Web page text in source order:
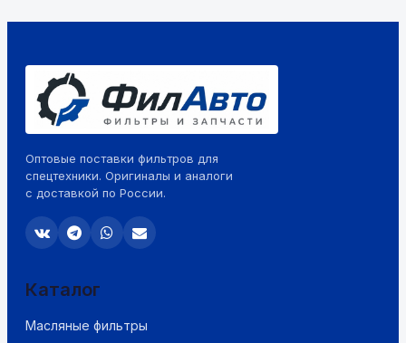
Оптовые поставки фильтров для
спецтехники. Оригиналы и аналоги
с доставкой по России.
Каталог
Масляные фильтры